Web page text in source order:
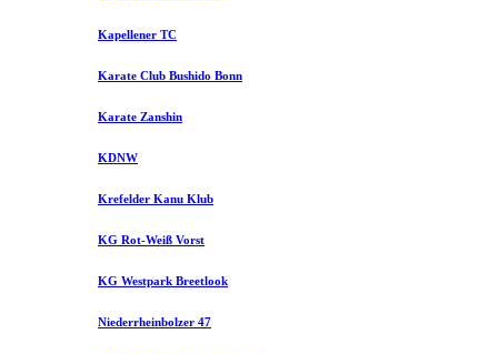
Kapellener TC
Karate Club Bushido Bonn
Karate Zanshin
KDNW
Krefelder Kanu Klub
KG Rot-Weiß Vorst
KG Westpark Breetlook
Niederrheinbolzer 47